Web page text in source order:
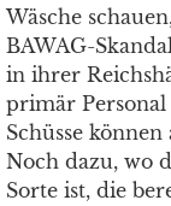
Wäsche
BAWAG-
in ihrer
primär
Schüsse
Noch dazu, wo
Sorte ist, die